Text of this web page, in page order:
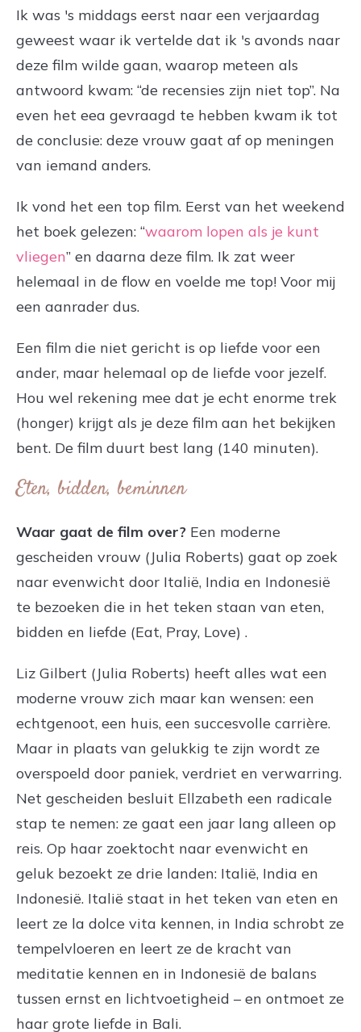
Ik was 's middags eerst naar een verjaardag
geweest waar ik vertelde dat ik 's avonds naar
deze film wilde gaan, waarop meteen als
antwoord kwam: “de recensies zijn niet top”. Na
even het eea gevraagd te hebben kwam ik tot
de conclusie: deze vrouw gaat af op meningen
van iemand anders.
Ik vond het een top film. Eerst van het weekend
het boek gelezen: “waarom lopen als je kunt
vliegen” en daarna deze film. Ik zat weer
helemaal in de flow en voelde me top! Voor mij
een aanrader dus.
Een film die niet gericht is op liefde voor een
ander, maar helemaal op de liefde voor jezelf.
Hou wel rekening mee dat je echt enorme trek
(honger) krijgt als je deze film aan het bekijken
bent. De film duurt best lang (140 minuten).
Eten, bidden, beminnen
Waar gaat de film over? Een moderne
gescheiden vrouw (Julia Roberts) gaat op zoek
naar evenwicht door Italië, India en Indonesië
te bezoeken die in het teken staan van eten,
bidden en liefde (Eat, Pray, Love) .
Liz Gilbert (Julia Roberts) heeft alles wat een
moderne vrouw zich maar kan wensen: een
echtgenoot, een huis, een succesvolle carrière.
Maar in plaats van gelukkig te zijn wordt ze
overspoeld door paniek, verdriet en verwarring.
Net gescheiden besluit Ellzabeth een radicale
stap te nemen: ze gaat een jaar lang alleen op
reis. Op haar zoektocht naar evenwicht en
geluk bezoekt ze drie landen: Italië, India en
Indonesië. Italië staat in het teken van eten en
leert ze la dolce vita kennen, in India schrobt ze
tempelvloeren en leert ze de kracht van
meditatie kennen en in Indonesië de balans
tussen ernst en lichtvoetigheid – en ontmoet ze
haar grote liefde in Bali.